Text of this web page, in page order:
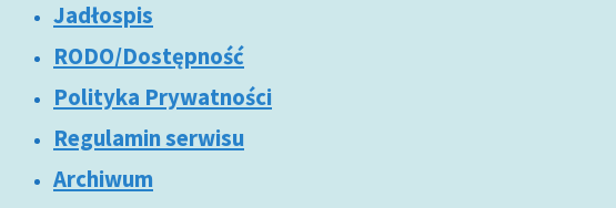
Jadłospis
RODO/Dostępność
Polityka Prywatności
Regulamin serwisu
Archiwum